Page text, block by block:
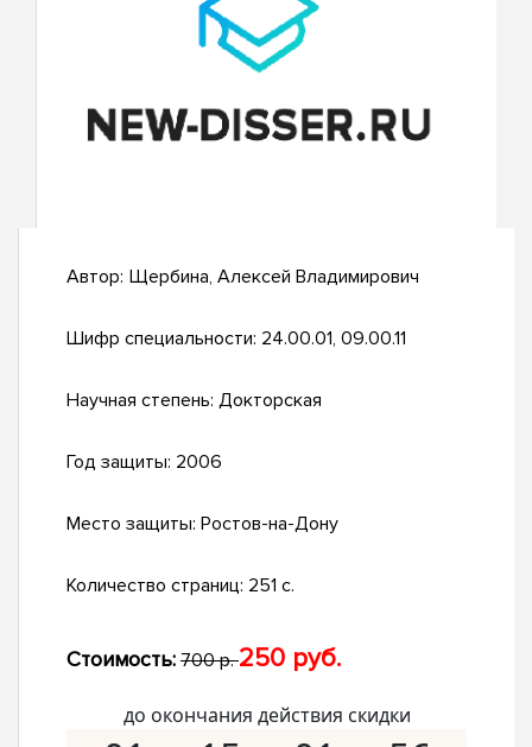
Автор: Щербина, Алексей Владимирович
Шифр специальности: 24.00.01, 09.00.11
Научная степень: Докторская
Год защиты: 2006
Место защиты: Ростов-на-Дону
Количество страниц: 251 с.
Стоимость: 700 р.250 руб.
до окончания действия скидки